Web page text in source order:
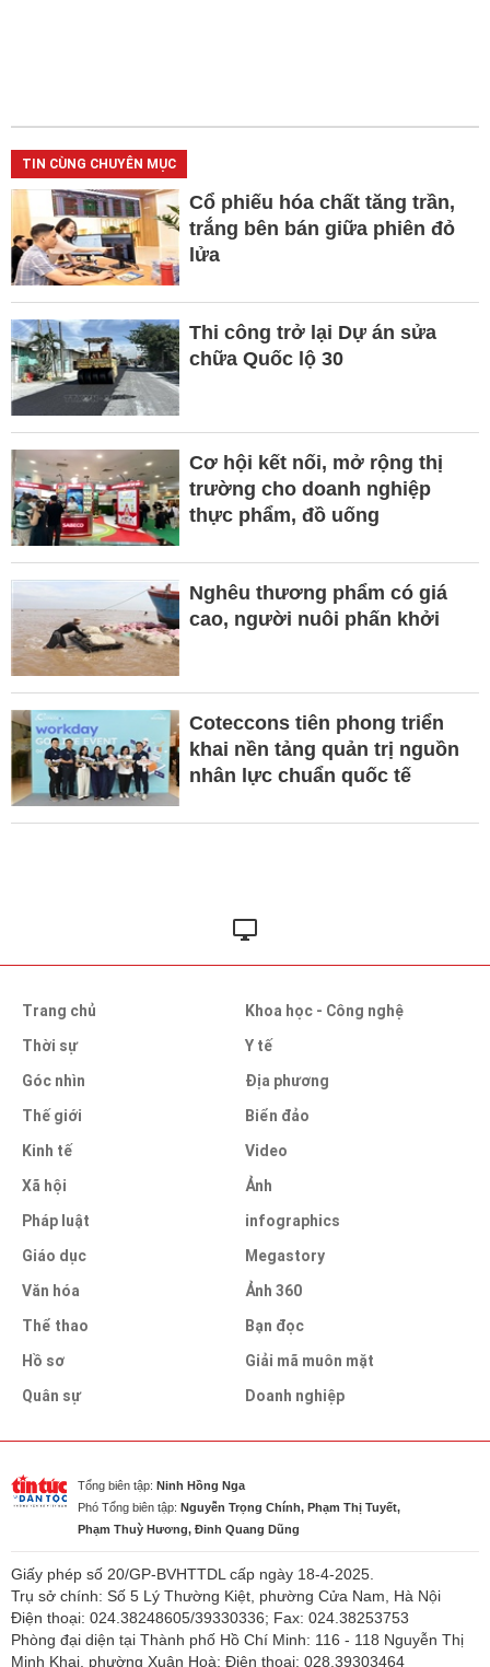
TIN CÙNG CHUYÊN MỤC
Cổ phiếu hóa chất tăng trần,
trắng bên bán giữa phiên đỏ
lửa
Thi công trở lại Dự án sửa
chữa Quốc lộ 30
Cơ hội kết nối, mở rộng thị
trường cho doanh nghiệp
thực phẩm, đồ uống
Nghêu thương phẩm có giá
cao, người nuôi phấn khởi
Coteccons tiên phong triển
khai nền tảng quản trị nguồn
nhân lực chuẩn quốc tế
Trang chủ
Thời sự
Góc nhìn
Thế giới
Kinh tế
Xã hội
Pháp luật
Giáo dục
Văn hóa
Thể thao
Hồ sơ
Quân sự
Khoa học - Công nghệ
Y tế
Địa phương
Biển đảo
Video
Ảnh
infographics
Megastory
Ảnh 360
Bạn đọc
Giải mã muôn mặt
Doanh nghiệp
Tổng biên tập: Ninh Hồng Nga
Phó Tổng biên tập: Nguyễn Trọng Chính, Phạm Thị Tuyết,
Phạm Thuỳ Hương, Đinh Quang Dũng
Giấy phép số 20/GP-BVHTTDL cấp ngày 18-4-2025.
Trụ sở chính: Số 5 Lý Thường Kiệt, phường Cửa Nam, Hà Nội
Điện thoại: 024.38248605/39330336; Fax: 024.38253753
Phòng đại diện tại Thành phố Hồ Chí Minh: 116 - 118 Nguyễn Thị
Minh Khai, phường Xuân Hoà; Điện thoại: 028.39303464